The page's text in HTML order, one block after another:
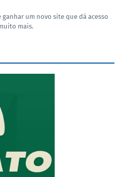
um novo site que dá acesso
mais.
e muito mais